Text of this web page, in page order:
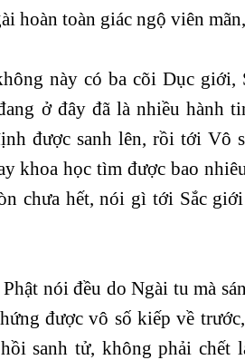
hoàn toàn giác ngộ viên
này có ba cõi Dục giới,
ở đây đã là nhiều hành
được sanh lên, rồi tới Vô
khoa học tìm được bao
chưa hết, nói gì tới Sắc
nói đều do Ngài tu mà
được vô số kiếp về
sanh tử, không phải chết